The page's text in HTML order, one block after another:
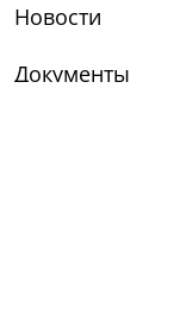
Новости
Документы